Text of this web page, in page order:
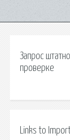
Запрос
проверке
Links to